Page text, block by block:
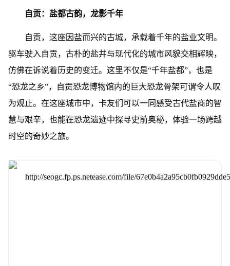
自贡：盐都古韵，龙影千年
自贡，这座因盐而兴的古城，承载着千年的盐业文明。
驱车驶入自贡，古朴的盐井与现代化的城市风貌交相辉映，
仿佛在诉说着历史的变迁。这里不仅是“千年盐都”，也是
“恐龙之乡”，自贡恐龙博物馆内的巨大恐龙骨架可谓令人叹
为观止。在这座城市中，卡友们可以一同感受古代盐商的智
慧与艰辛，也能在恐龙遗迹中探寻史前奥秘，体验一场跨越
时空的奇妙之旅。